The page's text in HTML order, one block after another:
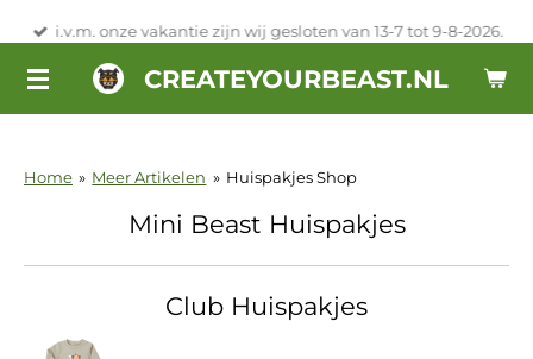
naar
CREATEYOURBEAST.NL
i.v.m. onze vakantie zijn wij gesloten van 13-7 tot 9-8-2026.
Home » Meer Artikelen » Huispakjes Shop
Mini Beast Huispakjes
Club Huispakjes